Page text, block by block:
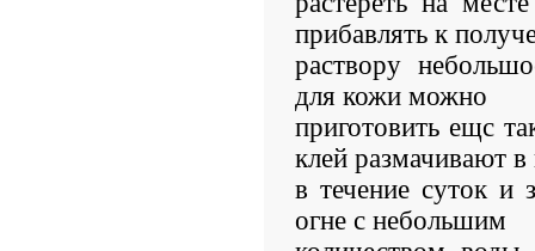
прибавлять к
раствору
для кожи можно
приготовить ещс
клей размачивают в
в течение суток и
огне с небольшим